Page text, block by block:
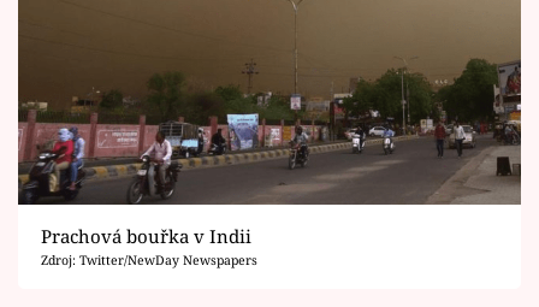
Horoskopy
Sledujte prima+
Filmový festival Karlovy Vary
Pořady
Prachová bouřka v Indii